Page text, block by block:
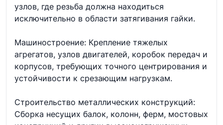
узлов, где резьба должна находиться
исключительно в области затягивания гайки.
Машиностроение: Крепление тяжелых
агрегатов, узлов двигателей, коробок передач и
корпусов, требующих точного центрирования и
устойчивости к срезающим нагрузкам.
Строительство металлических конструкций:
Сборка несущих балок, колонн, ферм, мостовых